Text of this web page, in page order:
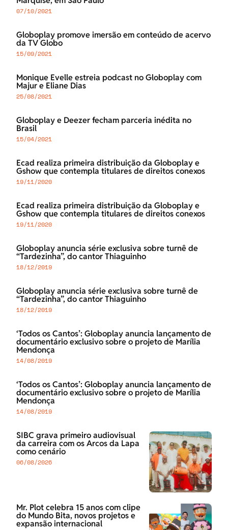
07/10/2021
Globoplay promove imersão em conteúdo de acervo
da TV Globo
15/09/2021
Monique Evelle estreia podcast no Globoplay com
Majur e Eliane Dias
25/08/2021
Globoplay e Deezer fecham parceria inédita no
Brasil
15/04/2021
Ecad realiza primeira distribuição da Globoplay e
Gshow que contempla titulares de direitos conexos
19/11/2020
Ecad realiza primeira distribuição da Globoplay e
Gshow que contempla titulares de direitos conexos
19/11/2020
Globoplay anuncia série exclusiva sobre turnê de
“Tardezinha”, do cantor Thiaguinho
18/12/2019
Globoplay anuncia série exclusiva sobre turnê de
“Tardezinha”, do cantor Thiaguinho
18/12/2019
‘Todos os Cantos’: Globoplay anuncia lançamento de
documentário exclusivo sobre o projeto de Marília
Mendonça
14/08/2019
‘Todos os Cantos’: Globoplay anuncia lançamento de
documentário exclusivo sobre o projeto de Marília
Mendonça
14/08/2019
SIBC grava primeiro audiovisual
da carreira com os Arcos da Lapa
como cenário
06/08/2026
Mr. Plot celebra 15 anos com clipe
do Mundo Bita, novos projetos e
expansão internacional